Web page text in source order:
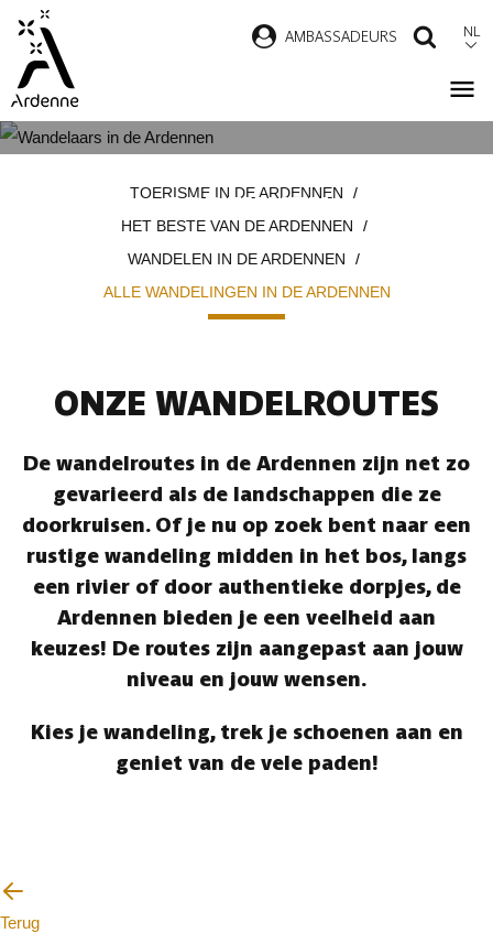
Overslaan
naar
inhoud
AMBASSADEURS NL
ARDENNEN
TOERISME IN DE ARDENNEN
HET BESTE VAN DE ARDENNEN
WANDELEN IN DE ARDENNEN
ALLE WANDELINGEN IN DE ARDENNEN
ONZE WANDELROUTES
De wandelroutes in de Ardennen zijn net zo
gevarieerd als de landschappen die ze
doorkruisen. Of je nu op zoek bent naar een
rustige wandeling midden in het bos, langs
een rivier of door authentieke dorpjes, de
Ardennen bieden je een veelheid aan
keuzes! De routes zijn aangepast aan jouw
niveau en jouw wensen.
Kies je wandeling, trek je schoenen aan en
geniet van de vele paden!
Terug